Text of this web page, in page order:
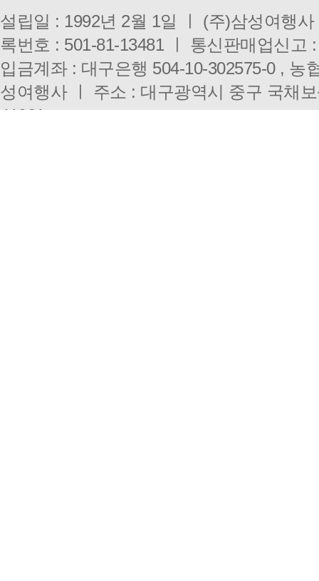
설립일 : 1992년 2월 1일 ㅣ (주)삼성여행
록번호 : 501-81-13481 ㅣ 통신판매업신고
입금계좌 : 대구은행 504-10-302575-0 , 농
성여행사 ㅣ 주소 : 대구광역시 중구 국채
41921